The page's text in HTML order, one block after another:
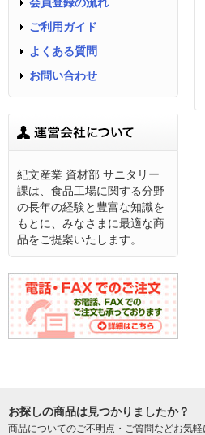
会員登録の流れ
ご利用ガイド
よくある質問
お問い合わせ
紀文産業 資材部 サニタリー
課は、食品工場に関する分野
の長年の経験と豊富な知識を
もとに、みなさまに最適な商
品をご提案いたします。
お探しの商品は見つかりましたか？
商品についてのご不明点・ご質問などお気軽